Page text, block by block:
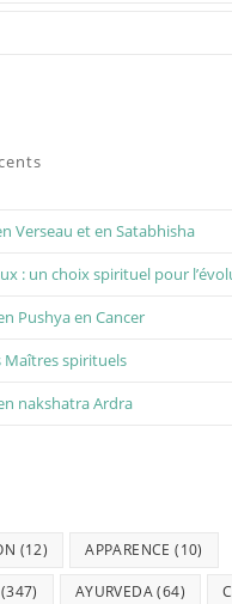
Verseau et en Satabhisha
: un choix spirituel pour
Pushya en Cancer
Maîtres spirituels
nakshatra Ardra
(12) APPARENCE (10)
(347) AYURVEDA(64)